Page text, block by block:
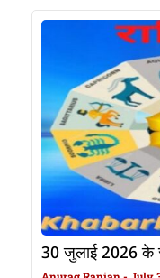
30 जुलाई 2026 के